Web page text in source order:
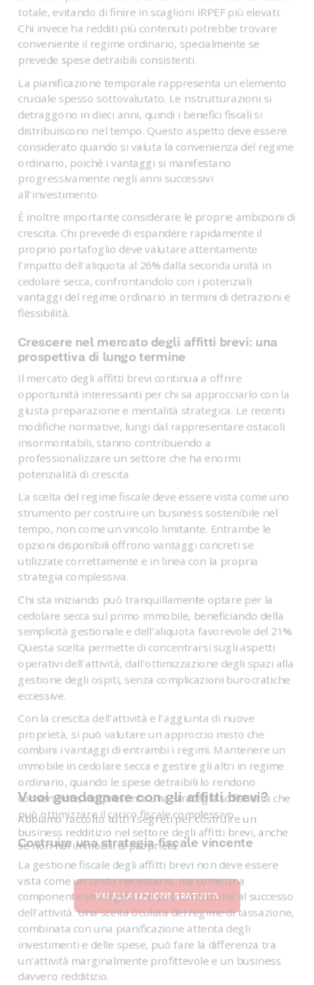
totale, evitando di finire in scaglioni IRPEF più elevati.
Chi invece ha redditi più contenuti potrebbe trovare
conveniente il regime ordinario, specialmente se
prevede spese detraibili consistenti.
La pianificazione temporale rappresenta un elemento
cruciale spesso sottovalutato. Le ristrutturazioni si
detraggono in dieci anni, quindi i benefici fiscali si
distribuiscono nel tempo. Questo aspetto deve essere
considerato quando si valuta la convenienza del regime
ordinario, poiché i vantaggi si manifestano
progressivamente negli anni successivi
all'investimento.
È inoltre importante considerare le proprie ambizioni di
crescita. Chi prevede di espandere rapidamente il
proprio portafoglio deve valutare attentamente
l'impatto dell'aliquota al 26% dalla seconda unità in
cedolare secca, confrontandolo con i potenziali
vantaggi del regime ordinario in termini di detrazioni e
flessibilità.
Crescere nel mercato degli affitti brevi: una
prospettiva di lungo termine
Il mercato degli affitti brevi continua a offrire
opportunità interessanti per chi sa approcciarlo con la
giusta preparazione e mentalità strategica. Le recenti
modifiche normative, lungi dal rappresentare ostacoli
insormontabili, stanno contribuendo a
professionalizzare un settore che ha enormi
potenzialità di crescita.
La scelta del regime fiscale deve essere vista come uno
strumento per costruire un business sostenibile nel
tempo, non come un vincolo limitante. Entrambe le
opzioni disponibili offrono vantaggi concreti se
utilizzate correttamente e in linea con la propria
strategia complessiva.
Chi sta iniziando può tranquillamente optare per la
cedolare secca sul primo immobile, beneficiando della
semplicità gestionale e dell'aliquota favorevole del 21%.
Questa scelta permette di concentrarsi sugli aspetti
operativi dell'attività, dall'ottimizzazione degli spazi alla
gestione degli ospiti, senza complicazioni burocratiche
eccessive.
Con la crescita dell'attività e l'aggiunta di nuove
proprietà, si può valutare un approccio misto che
combini i vantaggi di entrambi i regimi. Mantenere un
immobile in cedolare secca e gestire gli altri in regime
ordinario, quando le spese detraibili lo rendono
conveniente, rappresenta una strategia sofisticata che
può ottimizzare il carico fiscale complessivo.
Costruire una strategia fiscale vincente
La gestione fiscale degli affitti brevi non deve essere
vista come un costo necessario, ma come una
componente strategica che può contribuire al successo
dell'attività. Una scelta oculata del regime di tassazione,
combinata con una pianificazione attenta degli
investimenti e delle spese, può fare la differenza tra
un'attività marginalmente profittevole e un business
davvero redditizio.
Vuoi guadagnare con gli affitti brevi?
Abbiamo raccolto tutti i segreti per costruire un
business redditizio nel settore degli affitti brevi, anche
se non hai immobili di proprietà.
VAI ALLA LEZIONE GRATUITA